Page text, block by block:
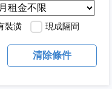
裝潢 現成隔間
清除條件